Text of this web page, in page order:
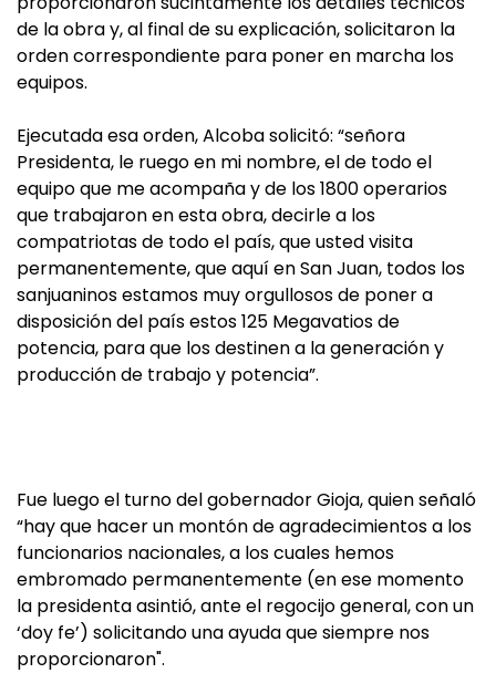
de la obra y, al final de su explicación, solicitaron la
orden correspondiente para poner en marcha los
equipos.
Ejecutada esa orden, Alcoba solicitó: “señora
Presidenta, le ruego en mi nombre, el de todo el
equipo que me acompaña y de los 1800 operarios
que trabajaron en esta obra, decirle a los
compatriotas de todo el país, que usted visita
permanentemente, que aquí en San Juan, todos los
sanjuaninos estamos muy orgullosos de poner a
disposición del país estos 125 Megavatios de
potencia, para que los destinen a la generación y
producción de trabajo y potencia”.
Fue luego el turno del gobernador Gioja, quien señaló
“hay que hacer un montón de agradecimientos a los
funcionarios nacionales, a los cuales hemos
embromado permanentemente (en ese momento
la presidenta asintió, ante el regocijo general, con un
‘doy fe’) solicitando una ayuda que siempre nos
proporcionaron".